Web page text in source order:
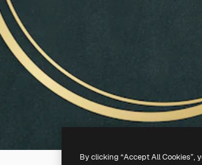
By clicking “Accept All Cookies”,